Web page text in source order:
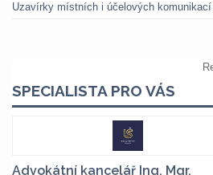
Uzavírky místních i účelových